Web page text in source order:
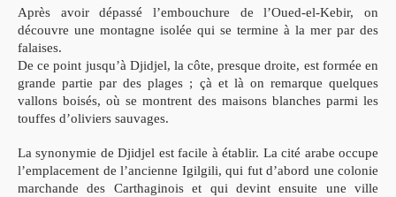
Après avoir dépassé l’embouchure de l’Oued-el-Kebir, on
découvre une montagne isolée qui se termine à la mer par des
falaises.
De ce point jusqu’à Djidjel, la côte, presque droite, est formée en
grandepartie par des plages ; çà et là on remarque quelques
vallons boisés, où semontrent des maisons blanches parmi les
touffes d’oliviers sauvages.
La synonymie de Djidjel est facile à établir. La cité arabe occupe
l’emplacement de l’ancienne Igilgili, qui fut d’abord une colonie
marchande des Carthaginois et qui devint ensuite une ville